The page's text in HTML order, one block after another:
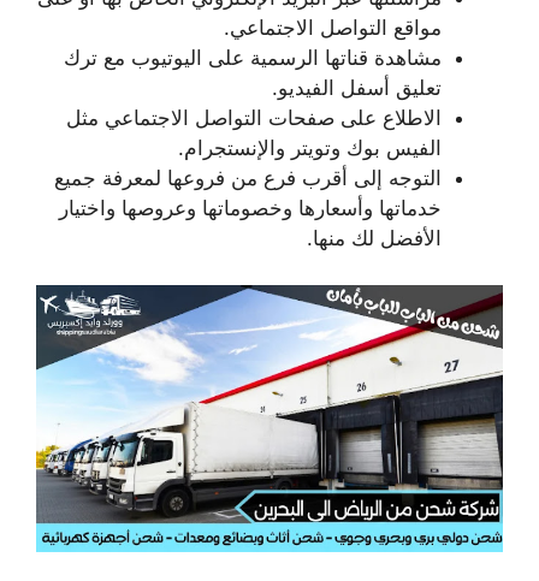
مواقع التواصل الاجتماعي.
مشاهدة قناتها الرسمية على اليوتيوب مع ترك
تعليق أسفل الفيديو.
الاطلاع على صفحات التواصل الاجتماعي مثل
الفيس بوك وتويتر والإنستجرام.
التوجه إلى أقرب فرع من فروعها لمعرفة جميع
خدماتها وأسعارها وخصوماتها وعروصها واختيار
الأفضل لك منها.